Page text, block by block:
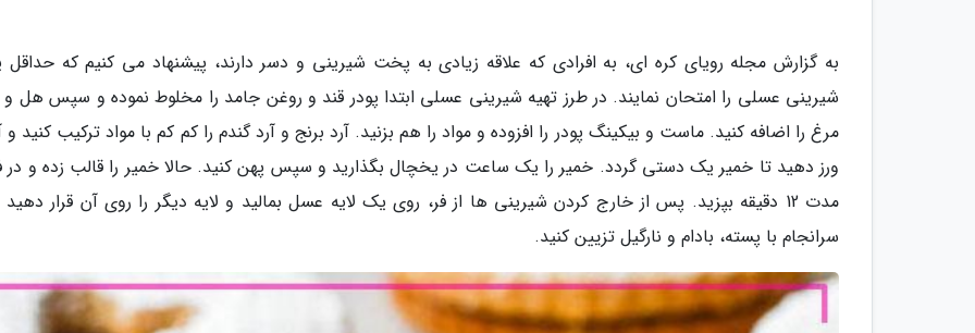
به گزارش مجله رویای کره ای، به افرادی که علاقه زیادی به پخت شیرینی و دسر دارند، پیشنهاد می کنیم که حداقل
شیرینی عسلی را امتحان نمایند. در طرز تهیه شیرینی عسلی ابتدا پودر قند و روغن جامد را مخلوط نموده و سپس هل
مرغ را اضافه کنید. ماست و بیکینگ پودر را افزوده و مواد را هم بزنید. آرد برنج و آرد گندم را کم کم با مواد ترکیب کنید و
ورز دهید تا خمیر یک دستی گردد. خمیر را یک ساعت در یخچال بگذارید و سپس پهن کنید. حالا خمیر را قالب زده و در
مدت 12 دقیقه بپزید. پس از خارج کردن شیرینی ها از فر، روی یک لایه عسل بمالید و لایه دیگر را روی آن قرار
سرانجام با پسته، بادام و نارگیل تزیین کنید.